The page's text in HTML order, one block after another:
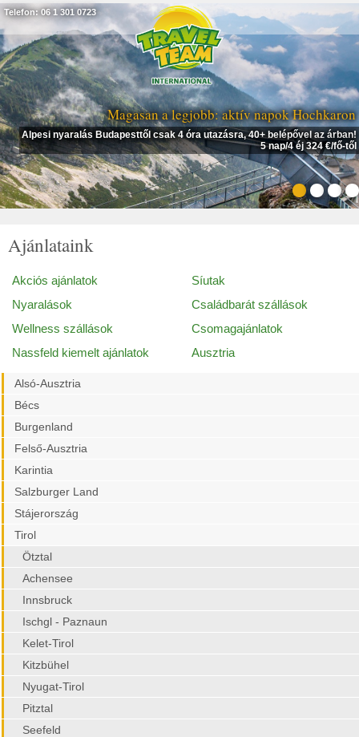
Magasan a legjobb: aktív napok Hochkaron
Alpesi nyaralás Budapesttől csak 4 óra utazásra, 40+ belépővel az árban!
5 nap/4 éj 324 €/fő-től
Telefon: 06 1 301 0723
Ajánlataink
Akciós ajánlatok
Síutak
Nyaralások
Családbarát szállások
Wellness szállások
Csomagajánlatok
Nassfeld kiemelt ajánlatok
Ausztria
Alsó-Ausztria
Bécs
Burgenland
Felső-Ausztria
Karintia
Salzburger Land
Stájerország
Tirol
Ötztal
Achensee
Innsbruck
Ischgl - Paznaun
Kelet-Tirol
Kitzbühel
Nyugat-Tirol
Pitztal
Seefeld